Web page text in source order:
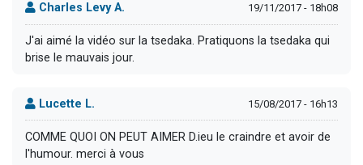
Charles Levy A. 19/11/2017 - 18h08
J'ai aimé la vidéo sur la tsedaka. Pratiquons la tsedaka qui
brise le mauvais jour.
Lucette L. 15/08/2017 - 16h13
COMME QUOI ON PEUT AIMER D.ieu le craindre et avoir de
l'humour. merci à vous